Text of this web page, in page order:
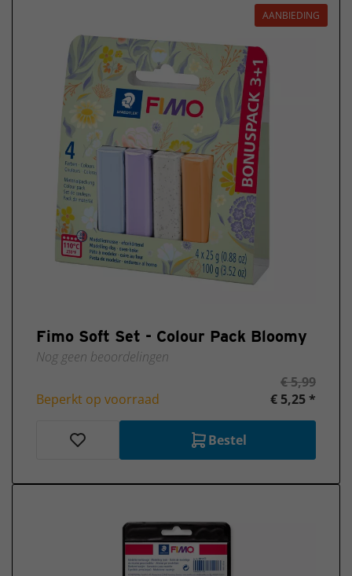
AANBIEDING
Fimo Soft Set - Colour Pack Bloomy
Nog geen beoordelingen
Beperkt op voorraad
€ 5,99
€ 5,25 *
Bestel